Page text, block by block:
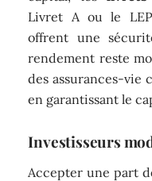
Livret A ou le
offrent une
rendement reste
des assurances-vie
en garantissant le
Investisseurs
Accepter une part